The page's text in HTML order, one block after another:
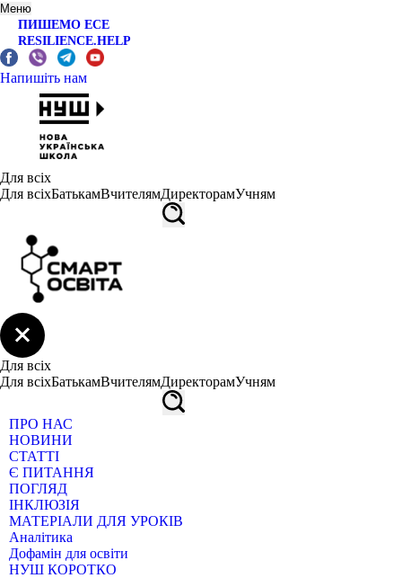
Меню
ПИШЕМО ЕСЕ
RESILIENCE.HELP
Напишіть нам
Для всіх
Для всіхБатькамВчителямДиректорамУчням
Для всіх
Для всіхБатькамВчителямДиректорамУчням
ПРО НАС
НОВИНИ
СТАТТІ
Є ПИТАННЯ
ПОГЛЯД
ІНКЛЮЗІЯ
МАТЕРІАЛИ ДЛЯ УРОКІВ
Аналітика
Дофамін для освіти
НУШ КОРОТКО